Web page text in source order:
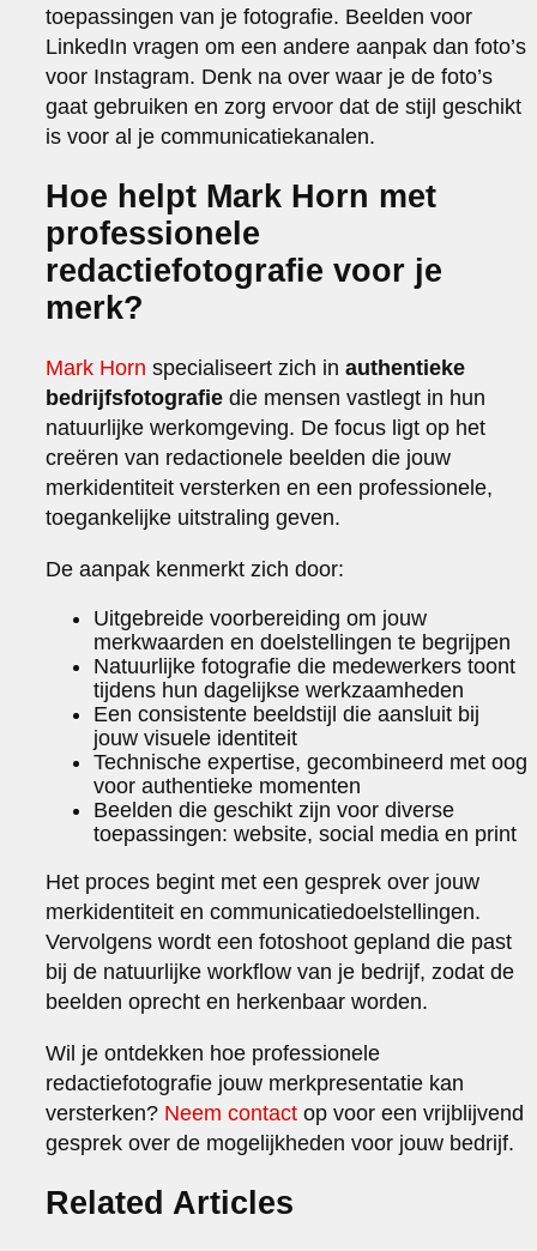
toepassingen van je fotografie. Beelden voor
LinkedIn vragen om een andere aanpak dan foto’s
voor Instagram. Denk na over waar je de foto’s
gaat gebruiken en zorg ervoor dat de stijl geschikt
is voor al je communicatiekanalen.
Hoe helpt Mark Horn met
professionele
redactiefotografie voor je
merk?
Mark Horn specialiseert zich inauthentieke
bedrijfsfotografie die mensen vastlegt in hun
natuurlijke werkomgeving. De focus ligt op het
creëren van redactionele beelden die jouw
merkidentiteit versterken en een professionele,
toegankelijke uitstraling geven.
De aanpak kenmerkt zich door:
Uitgebreide voorbereiding om jouw
merkwaarden en doelstellingen te begrijpen
Natuurlijke fotografie die medewerkers toont
tijdens hun dagelijkse werkzaamheden
Een consistente beeldstijl die aansluit bij
jouw visuele identiteit
Technische expertise, gecombineerd met oog
voor authentieke momenten
Beelden die geschikt zijn voor diverse
toepassingen: website, social media en print
Het proces begint met een gesprek over jouw
merkidentiteit en communicatiedoelstellingen.
Vervolgens wordt een fotoshoot gepland die past
bij de natuurlijke workflow van je bedrijf, zodat de
beelden oprecht en herkenbaar worden.
Wil je ontdekken hoe professionele
redactiefotografie jouw merkpresentatie kan
versterken? Neem contact op voor een vrijblijvend
gesprek over de mogelijkheden voor jouw bedrijf.
Related Articles